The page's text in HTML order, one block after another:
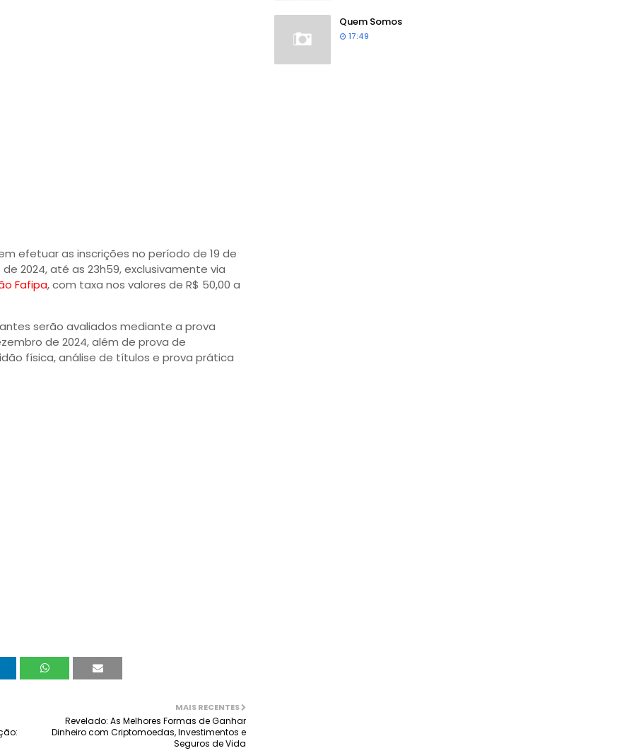
efetuar as inscrições no período de 19 de
2024, até as 23h59, exclusivamente via
Fafipa, com taxa nos valores de R$ 50,00 a
serão avaliados mediante a prova
de 2024, além de prova de
física, análise de títulos e prova prática
MAIS RECENTES
Revelado: As Melhores Formas de Ganhar
Dinheiro com Criptomoedas, Investimentos e
Seguros de Vida
Quem Somos
17:49